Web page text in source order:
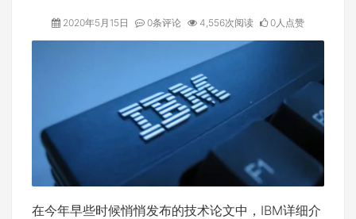
2020年5月15日 0条评论 4,556次阅读 0人点赞
在今年早些时候悄悄发布的技术论文中，IBM详细介